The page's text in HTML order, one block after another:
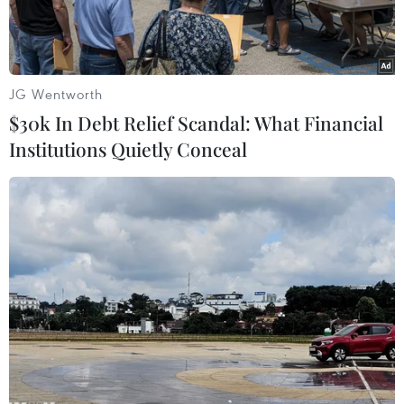
Dây chuyền hàn vỏ xe tại Công ty THACO Mazda. (Ảnh: Danh
Lam/TTXVN)
Theo số liệu bán hàng từ Hiệp hội các nhà sản
xuất ôtô Việt Nam (VAMA), doanh số bán hàng
của toàn thị trường tháng 3/2020 tăng 8% so với
JG Wentworth
$30k In Debt Relief Scandal: What Financial
Institutions Quietly Conceal